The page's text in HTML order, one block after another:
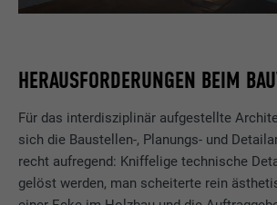
HERAUSFORDERUNGEN BEIM
Für das interdisziplinär aufgestellte
sich die Baustellen-, Planungs- und
recht aufregend: Kniffelige technische
gelöst werden, man scheiterte rein